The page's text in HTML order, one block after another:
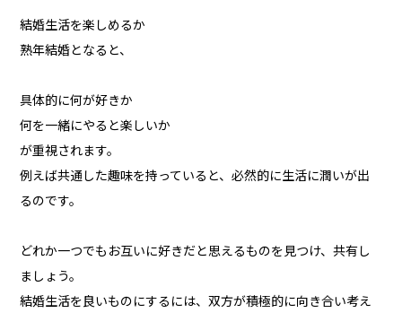
結婚生活を楽しめるか
熟年結婚となると、
具体的に何が好きか
何を一緒にやると楽しいか
が重視されます。
例えば共通した趣味を持っていると、必然的に生活に潤いが出
るのです。
どれか一つでもお互いに好きだと思えるものを見つけ、共有し
ましょう。
結婚生活を良いものにするには、双方が積極的に向き合い考え